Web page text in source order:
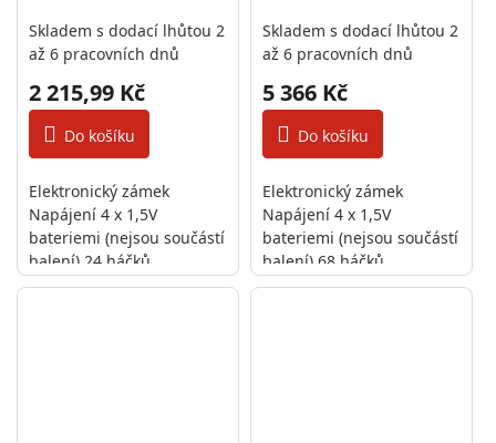
Skladem s dodací lhůtou 2
až 6 pracovních dnů
2 215,99 Kč
Do košíku
Elektronický zámek
Napájení 4 x 1,5V
bateriemi (nejsou součástí
balení) 24 háčků
Pozinkovaný korpus
Skladem s dodací lhůtou 2
až 6 pracovních dnů
5 366 Kč
Do košíku
Elektronický zámek
Napájení 4 x 1,5V
bateriemi (nejsou součástí
balení) 68 háčků
Pozinkovaný korpus